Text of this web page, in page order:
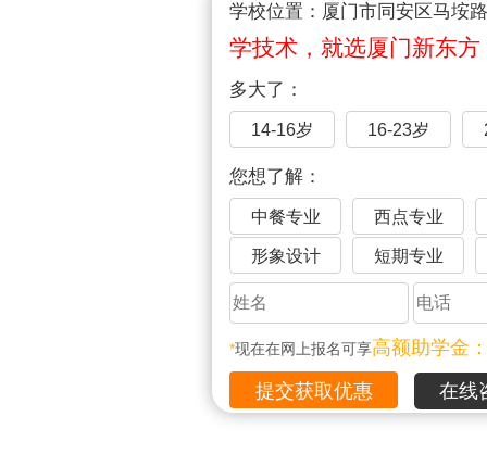
学校位置：厦门市同安区马垵
学技术，就选厦门新东方
多大了：
14-16岁 16-23岁
您想了解：
中餐专业 西点专业
形象设计 短期专业
*现在在网上报名可享高额助学金
在线